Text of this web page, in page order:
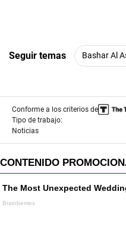
Seguir temas Bashar Al
Conforme a los criterios de
Tipo de trabajo:
Noticias